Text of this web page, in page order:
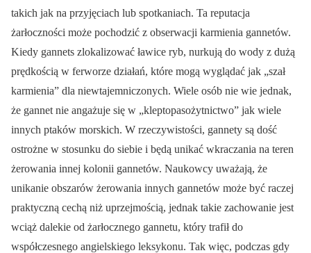
takich jak na przyjęciach lub spotkaniach. Ta reputacja
żarłoczności może pochodzić z obserwacji karmienia gannetów.
Kiedy gannets zlokalizować ławice ryb, nurkują do wody z dużą
prędkością w ferworze działań, które mogą wyglądać jak „szał
karmienia” dla niewtajemniczonych. Wiele osób nie wie jednak,
że gannet nie angażuje się w „kleptopasożytnictwo” jak wiele
innych ptaków morskich. W rzeczywistości, gannety są dość
ostrożne w stosunku do siebie i będą unikać wkraczania na teren
żerowania innej kolonii gannetów. Naukowcy uważają, że
unikanie obszarów żerowania innych gannetów może być raczej
praktyczną cechą niż uprzejmością, jednak takie zachowanie jest
wciąż dalekie od żarłocznego gannetu, który trafił do
współczesnego angielskiego leksykonu. Tak więc, podczas gdy